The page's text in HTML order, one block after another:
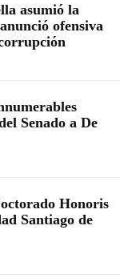
asumió la
ofensiva
Senado a De
Honoris
Santiago de